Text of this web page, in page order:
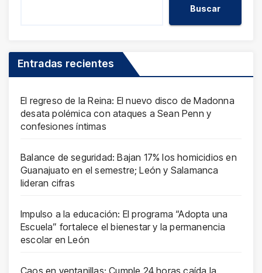
Buscar
Entradas recientes
El regreso de la Reina: El nuevo disco de Madonna
desata polémica con ataques a Sean Penn y
confesiones íntimas
Balance de seguridad: Bajan 17% los homicidios en
Guanajuato en el semestre; León y Salamanca
lideran cifras
Impulso a la educación: El programa “Adopta una
Escuela” fortalece el bienestar y la permanencia
escolar en León
Caos en ventanillas: Cumple 24 horas caída la